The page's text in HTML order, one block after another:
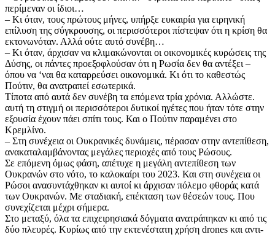
περίμεναν οι ίδιοι…
​– Κι όταν, τους πρώτους μήνες, υπήρξε ευκαιρία για ειρηνική
επίλυση της σύγκρουσης, οι περισσότεροι πίστεψαν ότι η κρίση θα
εκτονωνόταν. Αλλά ούτε αυτό συνέβη…
​– Κι όταν, άρχισαν να κλιμακώνονται οι οικονομικές κυρώσεις της
Δύσης, οι πάντες προεξοφλούσαν ότι η Ρωσία δεν θα αντέξει –
όπου να ‘ναι θα καταρρεύσει οικονομικά. Kι ότι το καθεστώς
Πούτιν, θα ανατραπεί εσωτερικά.
​Τίποτα από αυτά δεν συνέβη τα επόμενα τρία χρόνια. Αλλώστε.
αυτή τη στιγμή οι περισσότεροι δυτικοί ηγέτες που ήταν τότε στην
εξουσία έχουν πάει σπίτι τους. Και ο Πούτιν παραμένει στο
Κρεμλίνο.
​– Στη συνέχεια οι Ουκρανικές δυνάμεις, πέρασαν στην αντεπίθεση,
ανακαταλαμβάνοντας μεγάλες περιοχές από τους Ρώσους.
​Σε επόμενη όμως φάση, απέτυχε η μεγάλη αντεπίθεση των
Ουκρανών στο νότο, το καλοκαίρι του 2023. Και στη συνέχεια οι
Ρώσοι ανασυντάχθηκαν κι αυτοί κι άρχισαν πόλεμο φθοράς κατά
των Ουκρανών. Με σταδιακή, επέκταση των θέσεών τους. Που
συνεχίζεται μέχρι σήμερα.
​Στο μεταξύ, όλα τα επιχειρησιακά δόγματα ανατράπηκαν κι από τις
δύο πλευρές. Κυρίως από την εκτενέστατη χρήση drones και αντι-